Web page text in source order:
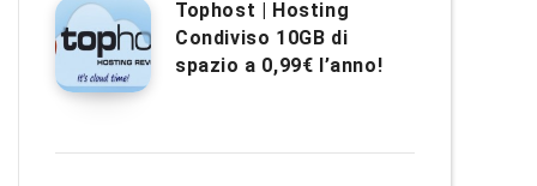
Tophost | Hosting
Condiviso 10GB di
spazio a 0,99€ l’anno!